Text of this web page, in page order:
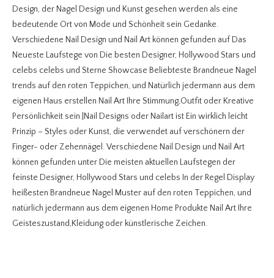
Design, der Nagel Design und Kunst gesehen werden als eine
bedeutende Ort von Mode und Schönheit sein Gedanke.
Verschiedene Nail Design und Nail Art können gefunden auf Das
Neueste Laufstege von Die besten Designer, Hollywood Stars und
celebs celebs und Sterne Showcase Beliebteste Brandneue Nagel
trends auf den roten Teppichen, und Natürlich jedermann aus dem
eigenen Haus erstellen Nail Art Ihre Stimmung,Outfit oder Kreative
Persönlichkeit sein.|Nail Designs oder Nailart ist Ein wirklich leicht
Prinzip – Styles oder Kunst, die verwendet auf verschönern der
Finger- oder Zehennägel. Verschiedene Nail Design und Nail Art
können gefunden unter Die meisten aktuellen Laufstegen der
feinste Designer, Hollywood Stars und celebs In der Regel Display
heißesten Brandneue Nagel Muster auf den roten Teppichen, und
natürlich jedermann aus dem eigenen Home Produkte Nail Art Ihre
Geisteszustand,Kleidung oder künstlerische Zeichen.